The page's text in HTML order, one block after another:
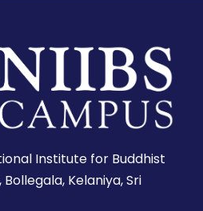
Institute for Buddhist
Kelaniya, Sri